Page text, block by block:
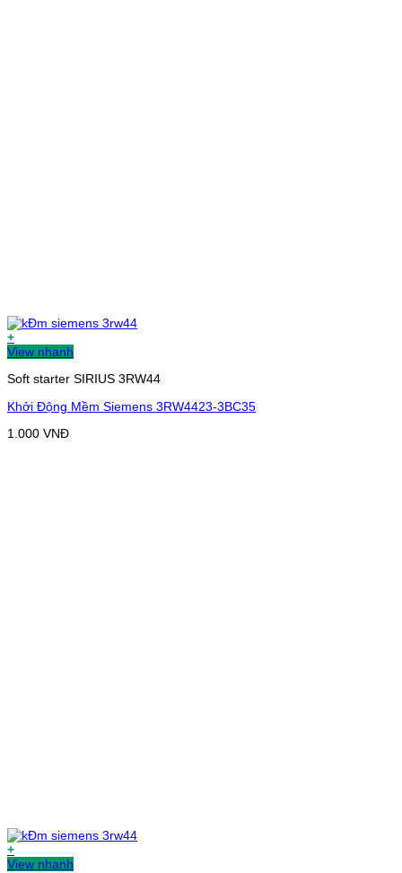
+
View nhanh
Soft starter SIRIUS 3RW44
Khởi Động Mềm Siemens 3RW4423-3BC35
1.000 VNĐ
+
View nhanh